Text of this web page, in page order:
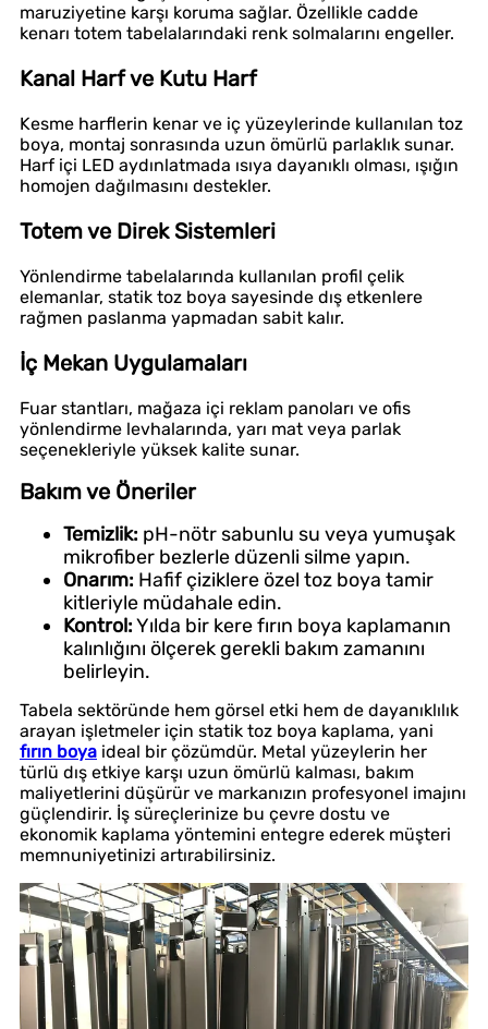
maruziyetine karşı koruma sağlar. Özellikle cadde
kenarı totem tabelalarındaki renk solmalarını engeller.
Kanal Harf ve Kutu Harf
Kesme harflerin kenar ve iç yüzeylerinde kullanılan toz
boya, montaj sonrasında uzun ömürlü parlaklık sunar.
Harf içi LED aydınlatmada ısıya dayanıklı olması, ışığın
homojen dağılmasını destekler.
Totem ve Direk Sistemleri
Yönlendirme tabelalarında kullanılan profil çelik
elemanlar, statik toz boya sayesinde dış etkenlere
rağmen paslanma yapmadan sabit kalır.
İç Mekan Uygulamaları
Fuar stantları, mağaza içi reklam panoları ve ofis
yönlendirme levhalarında, yarı mat veya parlak
seçenekleriyle yüksek kalite sunar.
Bakım ve Öneriler
Temizlik: pH-nötr sabunlu su veya yumuşak
mikrofiber bezlerle düzenli silme yapın.
Onarım: Hafif çiziklere özel toz boya tamir
kitleriyle müdahale edin.
Kontrol:Yılda bir kere fırın boya kaplamanın
kalınlığını ölçerek gerekli bakım zamanını
belirleyin.
Tabela sektöründe hem görsel etki hem de dayanıklılık
arayan işletmeler için statik toz boya kaplama, yani
fırın boya ideal bir çözümdür. Metal yüzeylerin her
türlü dış etkiye karşı uzun ömürlü kalması, bakım
maliyetlerini düşürür ve markanızın profesyonel imajını
güçlendirir. İş süreçlerinize bu çevre dostu ve
ekonomik kaplama yöntemini entegre ederek müşteri
memnuniyetinizi artırabilirsiniz.